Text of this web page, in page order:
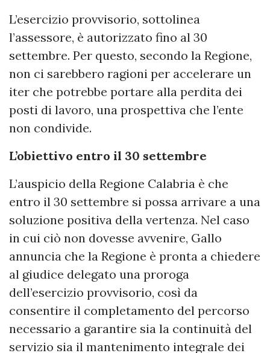
L’esercizio provvisorio, sottolinea
l’assessore, è autorizzato fino al 30
settembre. Per questo, secondo la Regione,
non ci sarebbero ragioni per accelerare un
iter che potrebbe portare alla perdita dei
posti di lavoro, una prospettiva che l’ente
non condivide.
L’obiettivo entro il 30 settembre
L’auspicio della Regione Calabria è che
entro il 30 settembre si possa arrivare a una
soluzione positiva della vertenza. Nel caso
in cui ciò non dovesse avvenire, Gallo
annuncia che la Regione è pronta a chiedere
al giudice delegato una proroga
dell’esercizio provvisorio, così da
consentire il completamento del percorso
necessario a garantire sia la continuità del
servizio sia il mantenimento integrale dei